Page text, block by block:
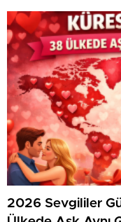
2026 Sevgililer